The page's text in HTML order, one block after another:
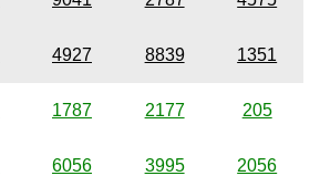
4927 8839 1351
1787 2177 205
6056 3995 2056